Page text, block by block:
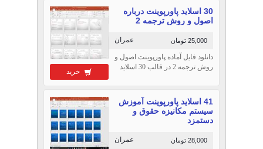
خرید
30 اسلاید پاورپوینت درباره
اصول و روش ترجمه 2
عمران 25,000 تومان
دانلود فایل آماده پاورپوینت اصول و
روش ترجمه 2 در قالب 30 اسلاید
41 اسلاید پاورپوینت آموزش
سيستم مكانيزه حقوق و
دستمزد
عمران 28,000 تومان